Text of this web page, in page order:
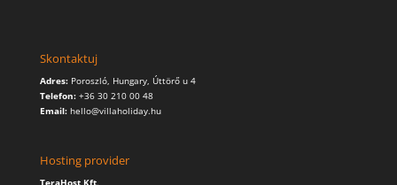
Skontaktuj
Adres:Poroszló, Hungary, Úttörő u 4
Telefon: +36 30 210 00 48
Email: hello@villaholiday.hu
Hosting provider